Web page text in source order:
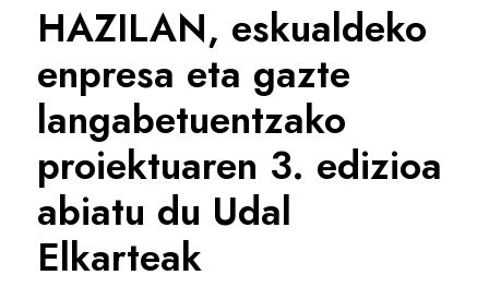
HAZILAN, eskualdeko
enpresa eta gazte
langabetuentzako
proiektuaren 3. edizioa
abiatu du Udal
Elkarteak